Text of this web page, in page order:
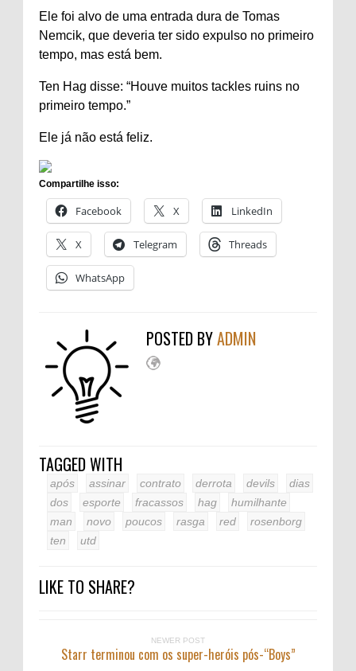
Ele foi alvo de uma entrada dura de Tomas
Nemcik, que deveria ter sido expulso no primeiro
tempo, mas está bem.
Ten Hag disse: “Houve muitos tackles ruins no
primeiro tempo.”
Ele já não está feliz.
Compartilhe isso:
Facebook X LinkedIn
X Telegram Threads
WhatsApp
POSTED BYADMIN
TAGGED WITH
após assinar contrato derrota devils
dias
dos
esporte fracassos hag
humilhante
man
novo poucos rasga red
rosenborg
ten
utd
LIKE TO SHARE?
NEWER POST
Starr terminou com os super-heróis pós-“Boys”